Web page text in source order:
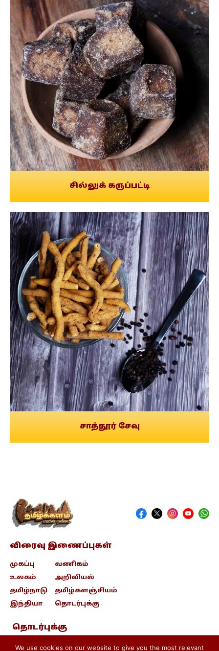
சில்லுக் கருப்பட்டி
சாத்தூர் சேவு
விரைவு இணைப்புகள்
முகப்பு
உலகம்
தமிழ்நாடு
இந்தியா
வணிகம்
அறிவியல்
தமிழ்களஞ்சியம்
தொடர்புக்கு
தொடர்புக்கு
contact@tamizhkalam.com
We use cookies on our website to give you the most relevant